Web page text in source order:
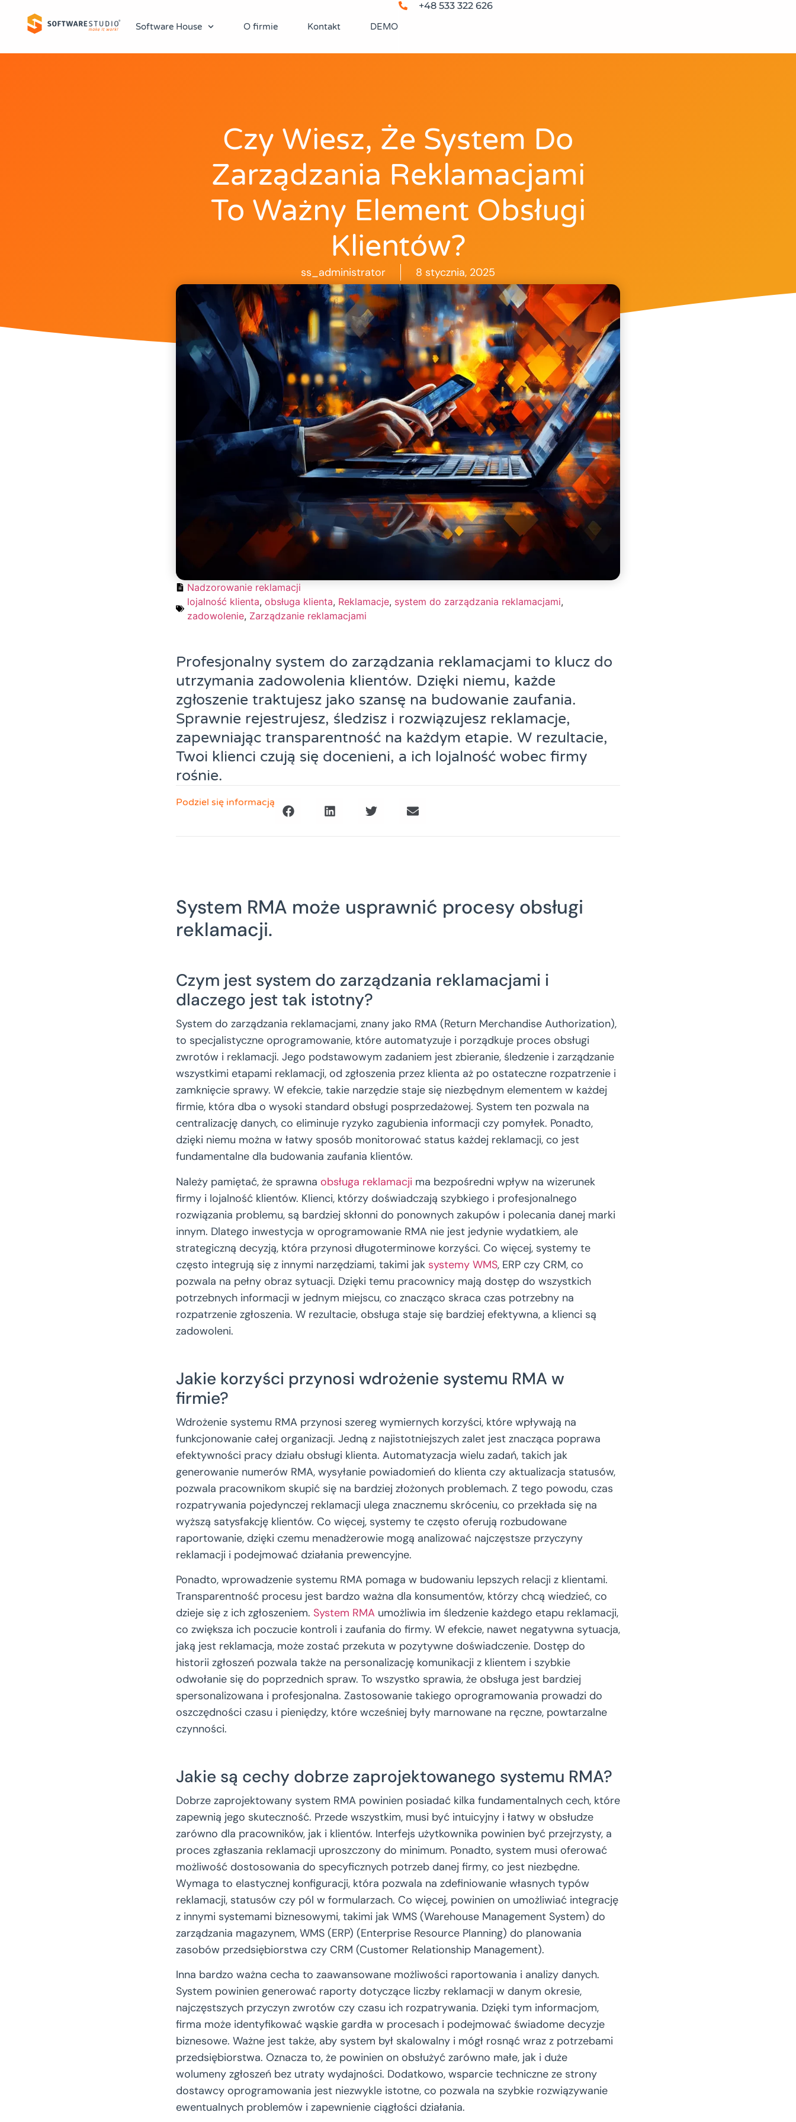
Software House O firmie Kontakt DEMO
+48 533 322 626
Czy Wiesz, Że System Do
Zarządzania Reklamacjami
To Ważny Element Obsługi
Klientów?
ss_administrator 8 stycznia, 2025
Nadzorowanie reklamacji
lojalność klienta, obsługa klienta, Reklamacje, system do zarządzania reklamacjami,
zadowolenie, Zarządzanie reklamacjami
Profesjonalny system do zarządzania reklamacjami to klucz do
utrzymania zadowolenia klientów. Dzięki niemu, każde
zgłoszenie traktujesz jako szansę na budowanie zaufania.
Sprawnie rejestrujesz, śledzisz i rozwiązujesz reklamacje,
zapewniając transparentność na każdym etapie. W rezultacie,
Twoi klienci czują się docenieni, a ich lojalność wobec firmy
rośnie.
Podziel się informacją
System RMA może usprawnić procesy obsługi
reklamacji.
Czym jest system do zarządzania reklamacjami i
dlaczego jest tak istotny?
System do zarządzania reklamacjami, znany jako RMA (Return Merchandise Authorization),
to specjalistyczne oprogramowanie, które automatyzuje i porządkuje proces obsługi
zwrotów i reklamacji. Jego podstawowym zadaniem jest zbieranie, śledzenie i zarządzanie
wszystkimi etapami reklamacji, od zgłoszenia przez klienta aż po ostateczne rozpatrzenie i
zamknięcie sprawy. W efekcie, takie narzędzie staje się niezbędnym elementem w każdej
firmie, która dba o wysoki standard obsługi posprzedażowej. System ten pozwala na
centralizację danych, co eliminuje ryzyko zagubienia informacji czy pomyłek. Ponadto,
dzięki niemu można w łatwy sposób monitorować status każdej reklamacji, co jest
fundamentalne dla budowania zaufania klientów.
Należy pamiętać, że sprawna obsługa reklamacji ma bezpośredni wpływ na wizerunek
firmy i lojalność klientów. Klienci, którzy doświadczają szybkiego i profesjonalnego
rozwiązania problemu, są bardziej skłonni do ponownych zakupów i polecania danej marki
innym. Dlatego inwestycja w oprogramowanie RMA nie jest jedynie wydatkiem, ale
strategiczną decyzją, która przynosi długoterminowe korzyści. Co więcej, systemy te
często integrują się z innymi narzędziami, takimi jak systemy WMS, ERP czy CRM, co
pozwala na pełny obraz sytuacji. Dzięki temu pracownicy mają dostęp do wszystkich
potrzebnych informacji w jednym miejscu, co znacząco skraca czas potrzebny na
rozpatrzenie zgłoszenia. W rezultacie, obsługa staje się bardziej efektywna, a klienci są
zadowoleni.
Jakie korzyści przynosi wdrożenie systemu RMA w
firmie?
Wdrożenie systemu RMA przynosi szereg wymiernych korzyści, które wpływają na
funkcjonowanie całej organizacji. Jedną z najistotniejszych zalet jest znacząca poprawa
efektywności pracy działu obsługi klienta. Automatyzacja wielu zadań, takich jak
generowanie numerów RMA, wysyłanie powiadomień do klienta czy aktualizacja statusów,
pozwala pracownikom skupić się na bardziej złożonych problemach. Z tego powodu, czas
rozpatrywania pojedynczej reklamacji ulega znacznemu skróceniu, co przekłada się na
wyższą satysfakcję klientów. Co więcej, systemy te często oferują rozbudowane
raportowanie, dzięki czemu menadżerowie mogą analizować najczęstsze przyczyny
reklamacji i podejmować działania prewencyjne.
Ponadto, wprowadzenie systemu RMA pomaga w budowaniu lepszych relacji z klientami.
Transparentność procesu jest bardzo ważna dla konsumentów, którzy chcą wiedzieć, co
dzieje się z ich zgłoszeniem. System RMA umożliwia im śledzenie każdego etapu reklamacji,
co zwiększa ich poczucie kontroli i zaufania do firmy. W efekcie, nawet negatywna sytuacja,
jaką jest reklamacja, może zostać przekuta w pozytywne doświadczenie. Dostęp do
historii zgłoszeń pozwala także na personalizację komunikacji z klientem i szybkie
odwołanie się do poprzednich spraw. To wszystko sprawia, że obsługa jest bardziej
spersonalizowana i profesjonalna. Zastosowanie takiego oprogramowania prowadzi do
oszczędności czasu i pieniędzy, które wcześniej były marnowane na ręczne, powtarzalne
czynności.
Jakie są cechy dobrze zaprojektowanego systemu RMA?
Dobrze zaprojektowany system RMA powinien posiadać kilka fundamentalnych cech, które
zapewnią jego skuteczność. Przede wszystkim, musi być intuicyjny i łatwy w obsłudze
zarówno dla pracowników, jak i klientów. Interfejs użytkownika powinien być przejrzysty, a
proces zgłaszania reklamacji uproszczony do minimum. Ponadto, system musi oferować
możliwość dostosowania do specyficznych potrzeb danej firmy, co jest niezbędne.
Wymaga to elastycznej konfiguracji, która pozwala na zdefiniowanie własnych typów
reklamacji, statusów czy pól w formularzach. Co więcej, powinien on umożliwiać integrację
z innymi systemami biznesowymi, takimi jak WMS (Warehouse Management System) do
zarządzania magazynem, WMS (ERP) (Enterprise Resource Planning) do planowania
zasobów przedsiębiorstwa czy CRM (Customer Relationship Management).
Inna bardzo ważna cecha to zaawansowane możliwości raportowania i analizy danych.
System powinien generować raporty dotyczące liczby reklamacji w danym okresie,
najczęstszych przyczyn zwrotów czy czasu ich rozpatrywania. Dzięki tym informacjom,
firma może identyfikować wąskie gardła w procesach i podejmować świadome decyzje
biznesowe. Ważne jest także, aby system był skalowalny i mógł rosnąć wraz z potrzebami
przedsiębiorstwa. Oznacza to, że powinien on obsłużyć zarówno małe, jak i duże
wolumeny zgłoszeń bez utraty wydajności. Dodatkowo, wsparcie techniczne ze strony
dostawcy oprogramowania jest niezwykle istotne, co pozwala na szybkie rozwiązywanie
ewentualnych problemów i zapewnienie ciągłości działania.